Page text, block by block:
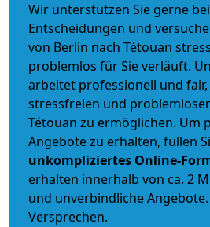
Wir unterstützen Sie gerne
Entscheidungen und
von Berlin nach Tétouan
problemlos für Sie verläuft.
arbeitet professionell und fair
stressfreien und
Tétouan zu ermöglichen. Um
Angebote zu erhalten, füllen
unkompliziertes Online-
erhalten innerhalb von ca. 2
und unverbindliche
Versprechen.